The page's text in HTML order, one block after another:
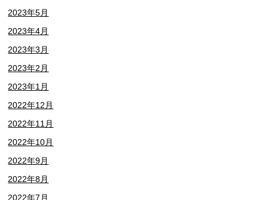
2023年5月
2023年4月
2023年3月
2023年2月
2023年1月
2022年12月
2022年11月
2022年10月
2022年9月
2022年8月
2022年7月